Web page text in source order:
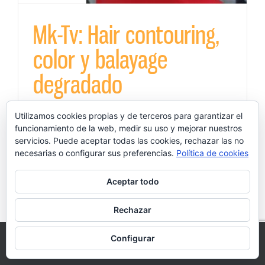
Mk-Tv: Hair contouring,
color y balayage
degradado
mechas ,Peluqueria en Zaragoza,Peluquería en Zaragoza,
Peluquería Mk,Peluquería Zaragoza,styling profesional,
Tendencias peluquería
Mk-Tv: Hair contouring, color y balayage
degradado Nuestra estilista Yolanda,
realiza un trabajo de Hair contouring, color
y balayage degradado con un resultado
This website uses cookies and third party services.
Utilizamos cookies propias y de terceros para garantizar el
funcionamiento de la web, medir su uso y mejorar nuestros
servicios. Puede aceptar todas las cookies, rechazar las no
necesarias o configurar sus preferencias. Política de cookies
Aceptar todo
Rechazar
Configurar